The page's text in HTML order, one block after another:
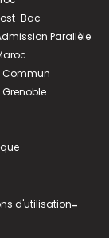
Bac
Parallèle
Commun
Grenoble
d'utilisation-